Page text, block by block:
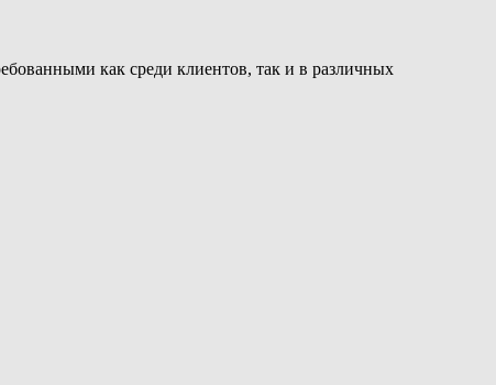
как среди клиентов, так и в различных